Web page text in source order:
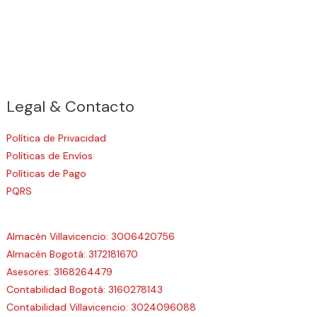
Legal & Contacto
Política de Privacidad
Políticas de Envíos
Políticas de Pago
PQRS
Almacén Villavicencio: 3006420756
Almacén Bogotá: 3172181670
Asesores: 3168264479
Contabilidad Bogotá: 3160278143
Contabilidad Villavicencio: 3024096088